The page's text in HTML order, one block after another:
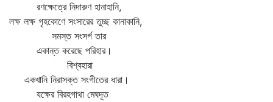
রণক্ষেত্রে নিদারুণ হানাহানি,
লক্ষ লক্ষ গৃহকোণে সংসারের তুচ্ছ কানাকানি,
সমস্ত সংসর্গ তার
একান্ত করেছে পরিহার।
বিশ্বহারা
একখানি নিরাসক্ত সংগীতের ধারা।
যক্ষের বিরহগাথা মেঘদূত